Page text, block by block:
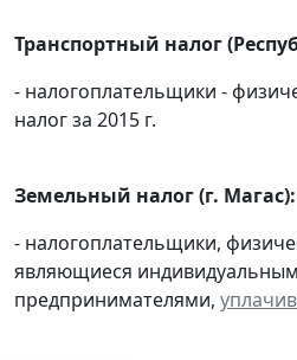
Транспортный налог
- налогоплательщики -
налог за 2015 г.
Земельный налог (г. Магас):
- налогоплательщики,
являющиеся
предпринимателями,